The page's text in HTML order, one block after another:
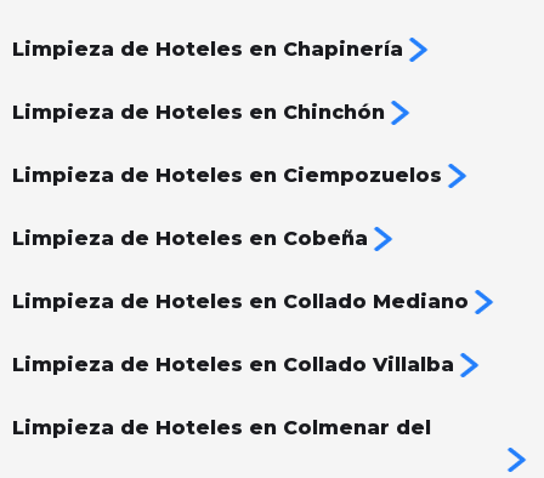
Limpieza de Hoteles en Chapinería
Limpieza de Hoteles en Chinchón
Limpieza de Hoteles en Ciempozuelos
Limpieza de Hoteles en Cobeña
Limpieza de Hoteles en Collado Mediano
Limpieza de Hoteles en Collado Villalba
Limpieza de Hoteles en Colmenar del